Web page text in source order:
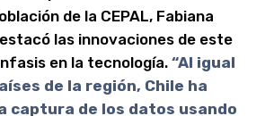
de la CEPAL, Fabiana
las innovaciones de este
en la tecnología. “Al igual
de la región, Chile ha
captura de los datos usando